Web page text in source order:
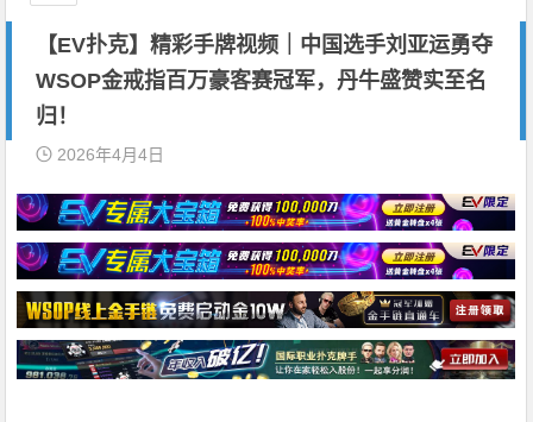
【EV扑克】精彩手牌视频｜中国选手刘亚运勇夺
WSOP金戒指百万豪客赛冠军，丹牛盛赞实至名
归！
2026年4月4日